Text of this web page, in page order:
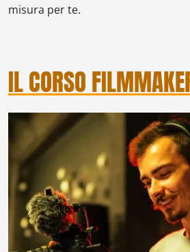
misura per te.
IL CORSO